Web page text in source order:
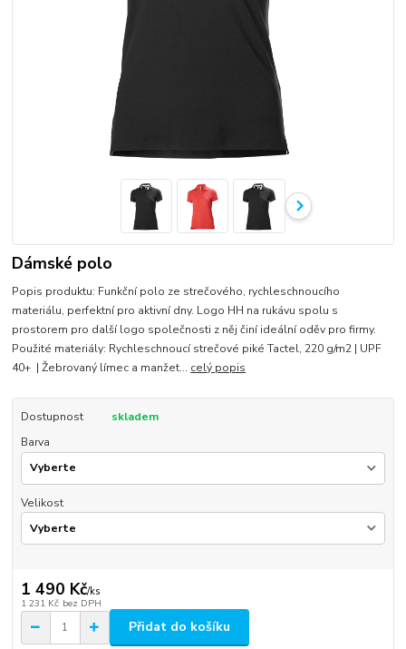
Dámské polo
Popis produktu: Funkční polo ze strečového, rychleschnoucího
materiálu, perfektní pro aktivní dny. Logo HH na rukávu spolu s
prostorem pro další logo společnosti z něj činí ideální oděv pro firmy.
Použité materiály: Rychleschnoucí strečové piké Tactel, 220 g/m2 | UPF
40+ | Žebrovaný límec a manžet... celý popis
Dostupnost
skladem
Barva
Velikost
1 490 Kč/ks
1 231 Kč bez DPH
Přidat do košíku